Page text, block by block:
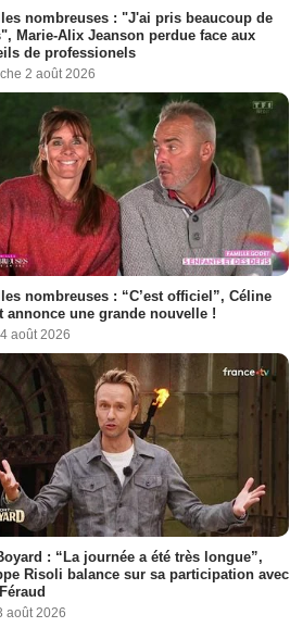
nombreuses : "J'ai pris beaucoup de
Marie-Alix Jeanson perdue face aux
de professionels
2 août 2026
nombreuses : “C’est officiel”, Céline
annonce une grande nouvelle !
août 2026
: “La journée a été très longue”,
Risoli balance sur sa participation avec
août 2026